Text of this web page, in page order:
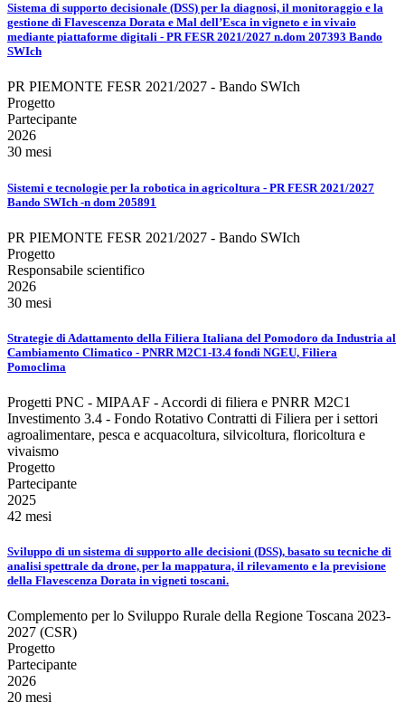
Sistema di supporto decisionale (DSS) per la diagnosi, il monitoraggio e la
gestione di Flavescenza Dorata e Mal dell’Esca in vigneto e in vivaio
mediante piattaforme digitali - PR FESR 2021/2027 n.dom 207393 Bando
SWIch
PR PIEMONTE FESR 2021/2027 - Bando SWIch
Progetto
Partecipante
2026
30 mesi
Sistemi e tecnologie per la robotica in agricoltura - PR FESR 2021/2027
Bando SWIch -n dom 205891
PR PIEMONTE FESR 2021/2027 - Bando SWIch
Progetto
Responsabile scientifico
2026
30 mesi
Strategie di Adattamento della Filiera Italiana del Pomodoro da Industria al
Cambiamento Climatico - PNRR M2C1-I3.4 fondi NGEU, Filiera
Pomoclima
Progetti PNC - MIPAAF - Accordi di filiera e PNRR M2C1
Investimento 3.4 - Fondo Rotativo Contratti di Filiera per i settori
agroalimentare, pesca e acquacoltura, silvicoltura, floricoltura e
vivaismo
Progetto
Partecipante
2025
42 mesi
Sviluppo di un sistema di supporto alle decisioni (DSS), basato su tecniche di
analisi spettrale da drone, per la mappatura, il rilevamento e la previsione
della Flavescenza Dorata in vigneti toscani.
Complemento per lo Sviluppo Rurale della Regione Toscana 2023-
2027 (CSR)
Progetto
Partecipante
2026
20 mesi